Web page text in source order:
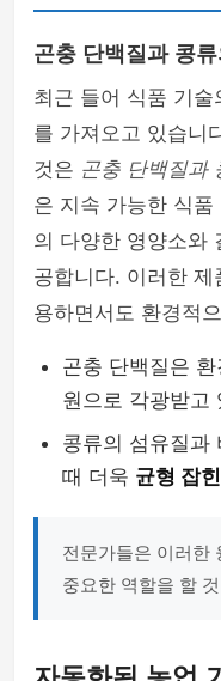
곤충 단백질과 콩
최근 들어 식품 기술
를 가져오고 있습니
것은 곤충 단백질과
은 지속 가능한 식
의 다양한 영양소와
공합니다. 이러한 제
용하면서도 환경적
곤충 단백질은
원으로 각광받고
콩류의 섬유질과
때 더욱 균형 잡
전문가들은 이러한
중요한 역할을 할